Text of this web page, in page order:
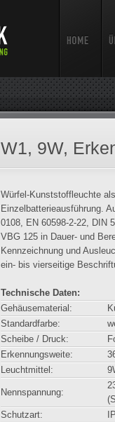
W1, 9W,
Würfel-Kunststoffleuchte
Einzelbatterieausführung.
0108, EN 60598-2-22, DIN
VBG 125 in Dauer- und
Kennzeichnung und
ein- bis vierseitige
Technische Daten:
Gehäusematerial:
Standardfarbe:
Scheibe / Druck:
Erkennungsweite:
Leuchtmittel:
Nennspannung:
Schutzart: